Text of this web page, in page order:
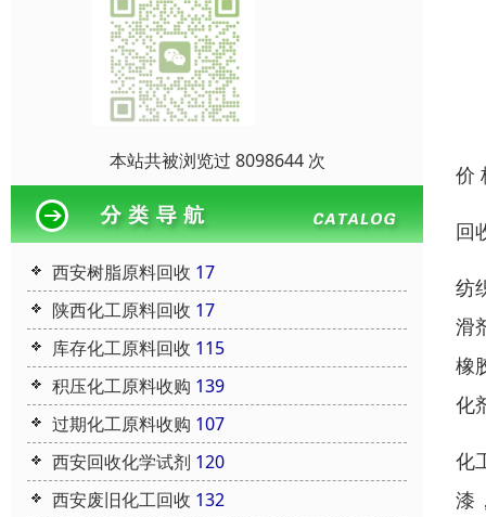
本站共被浏览过 8098644 次
西安树脂原料回收 17
陕西化工原料回收 17
库存化工原料回收 115
积压化工原料收购 139
过期化工原料收购 107
西安回收化学试剂 120
西安废旧化工回收 132
价
回
纺
滑
橡
化
化
漆